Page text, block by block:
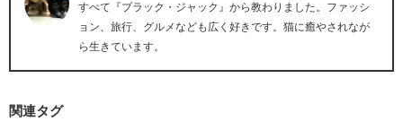
すべて『ブラック・ジャック』から教わりました。ファッシ
ョン、旅行、グルメなども広く好きです。猫に癒やされなが
ら生きています。
関連タグ